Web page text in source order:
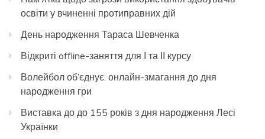
освіти у вчиненні протиправних дій
День народження Тараса Шевченка
Відкриті offline-заняття для І та ІІ курсу
Волейбол об’єднує: онлайн-змагання до дня
народження гри
Виставка до до 155 років з дня народження Лесі
Українки